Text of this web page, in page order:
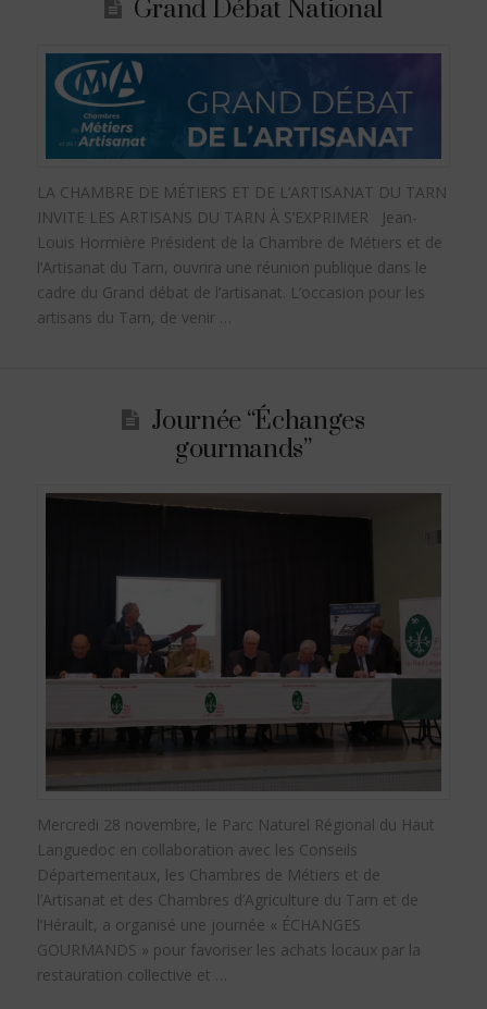
Grand Débat National
LA CHAMBRE DE MÉTIERS ET DE L’ARTISANAT DU TARN
INVITE LES ARTISANS DU TARN À S’EXPRIMER Jean-
Louis Hormière Président de la Chambre de Métiers et de
l’Artisanat du Tarn, ouvrira une réunion publique dans le
cadre du Grand débat de l’artisanat. L’occasion pour les
artisans du Tarn, de venir …
Journée “Échanges
gourmands”
Mercredi 28 novembre, le Parc Naturel Régional du Haut
Languedoc en collaboration avec les Conseils
Départementaux, les Chambres de Métiers et de
l’Artisanat et des Chambres d’Agriculture du Tarn et de
l’Hérault, a organisé une journée « ÉCHANGES
GOURMANDS » pour favoriser les achats locaux par la
restauration collective et …